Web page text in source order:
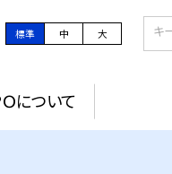
標準 中 大
Ｏについて